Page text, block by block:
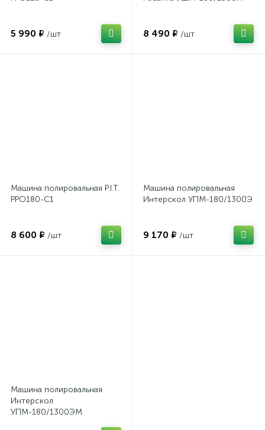
5 990 ₽ /шт 8 490 ₽ /шт
Машина полировальная P.I.T.
PPO180-C1
8 600 ₽ /шт
Машина полировальная
Интерскол УПМ-180/1300Э
9 170 ₽ /шт
Машина полировальная
Интерскол
УПМ-180/1300ЭМ